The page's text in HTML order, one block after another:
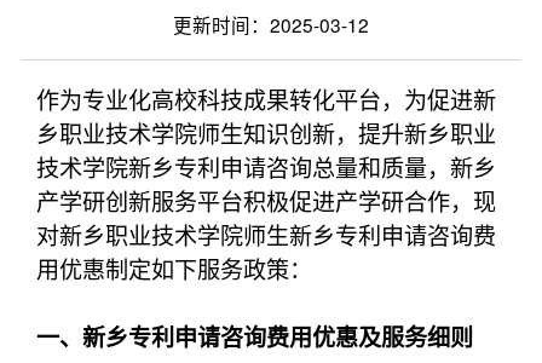
更新时间：2025-03-12
作为专业化高校科技成果转化平台，为促进新
乡职业技术学院师生知识创新，提升新乡职业
技术学院新乡专利申请咨询总量和质量，新乡
产学研创新服务平台积极促进产学研合作，现
对新乡职业技术学院师生新乡专利申请咨询费
用优惠制定如下服务政策：
一、新乡专利申请咨询费用优惠及服务细则